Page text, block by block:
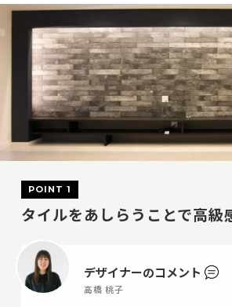
POINT 1
タイルをあしらうことで高級
デザイナーのコメント
高橋 桃子